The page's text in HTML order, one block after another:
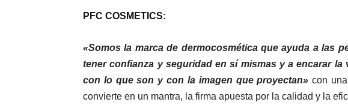
PFC COSMETICS:
«Somos la marca de dermocosmética que ayuda a las
tener con­fianza y seguridad en sí mismas y a encarar
con lo que son y con la imagen que proyectan» con
convierte en un mantra, la firma apuesta por la calidad y la